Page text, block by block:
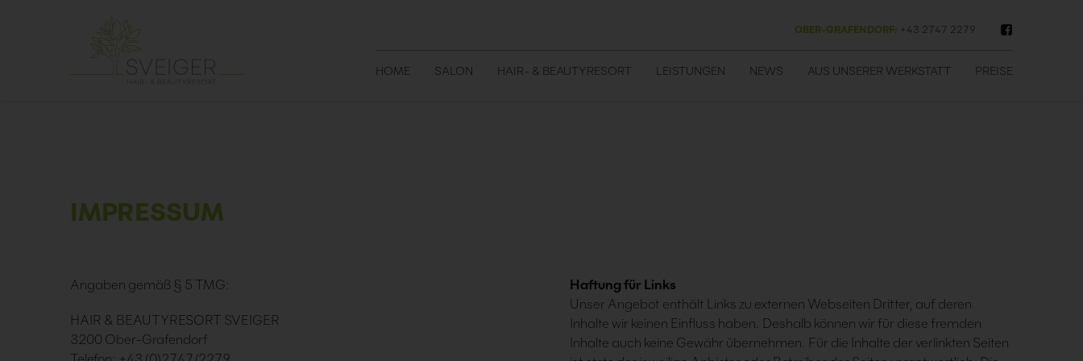
OBER-GRAFENDORF: +43 2747 2279
HOME SALON HAIR- & BEAUTYRESORT LEISTUNGEN NEWS AUS UNSERER WERKSTATT PREISE
IMPRESSUM
Angaben gemäß § 5 TMG:
HAIR & BEAUTYRESORT SVEIGER
3200 Ober-Grafendorf
Haftung für Links
Unser Angebot enthält Links zu externen Webseiten Dritter, auf deren
Inhalte wir keinen Einfluss haben. Deshalb können wir für diese fremden
Inhalte auch keine Gewähr übernehmen. Für die Inhalte der verlinkten Seiten